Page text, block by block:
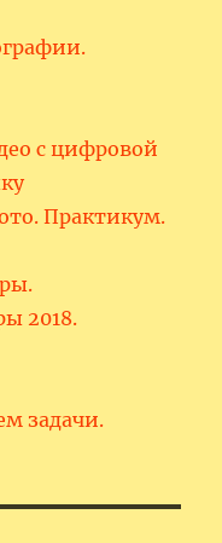
с цифровой
Практикум.
2018.
задачи.